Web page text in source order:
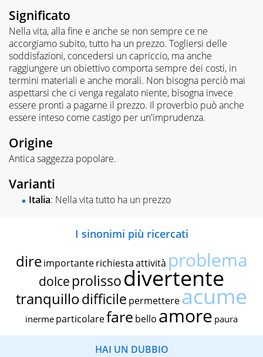
Significato
Nella vita, alla fine e anche se non sempre ce ne
accorgiamo subito, tutto ha un prezzo. Togliersi delle
soddisfazioni, concedersi un capriccio, ma anche
raggiungere un obiettivo comporta sempre dei costi, in
termini materiali e anche morali. Non bisogna perciò mai
aspettarsi che ci venga regalato niente, bisogna invece
essere pronti a pagarne il prezzo. Il proverbio può anche
essere inteso come castigo per un'imprudenza.
Origine
Antica saggezza popolare.
Varianti
Italia: Nella vita tutto ha un prezzo
I sinonimi più ricercati
dire importante richiestaattività problema
dolce prolissodivertente
tranquillodifficile permettereacume
inerme particolarefare bello amore paura
HAI UN DUBBIO